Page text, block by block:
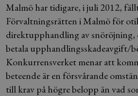
Malmö har tidigare, i juli 2012,
Förvaltningsrätten i Malmö för
direktupphandling av
betala upphandlingsskadeavgift/
Konkurrensverket menar att
beteende är en försvårande
till krav på högre belopp än vad